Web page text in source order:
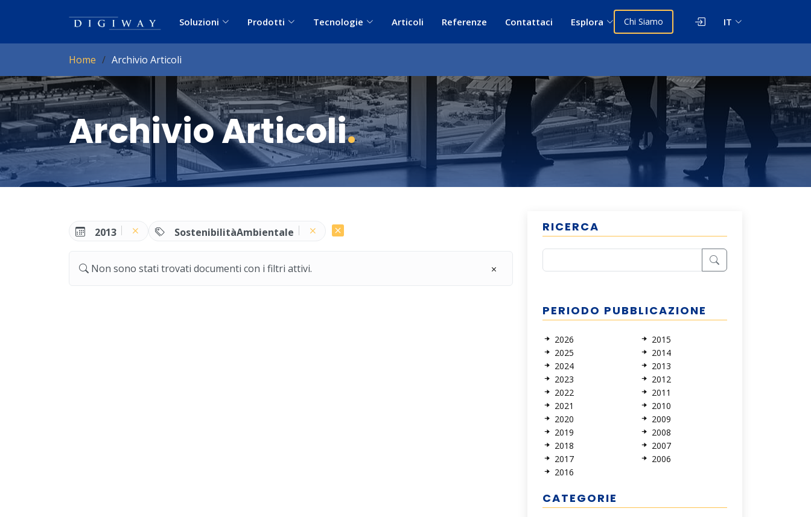
Soluzioni Prodotti Tecnologie Articoli Referenze Contattaci Esplora Chi Siamo IT
Home Archivio Articoli
Archivio Articoli.
2013 SostenibilitàAmbientale
Non sono stati trovati documenti con i filtri attivi.
RICERCA
PERIODO PUBBLICAZIONE
2026
2025
2024
2023
2022
2021
2020
2019
2018
2017
2016
2015
2014
2013
2012
2011
2010
2009
2008
2007
2006
CATEGORIE